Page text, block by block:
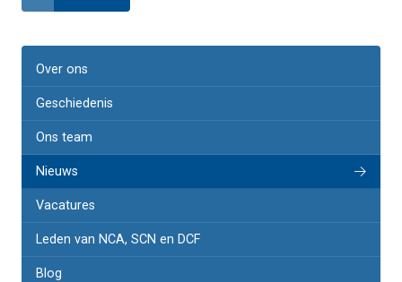
Over ons
Geschiedenis
Ons team
Nieuws
Vacatures
Leden van NCA, SCN en DCF
Blog